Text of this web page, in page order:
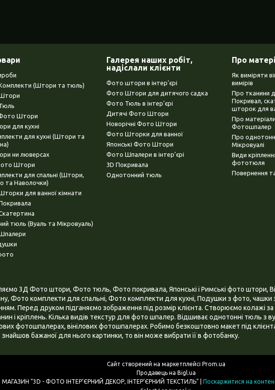
(Штори та тюль)
Фото Штори
для кухні
для кухні (Штори та
ни люверсах
Штори
для спальні (Штори,
та Наволочки)
для ванної кімнати
тюль (Вуаль та Мікровуаль)
Галерея наших робіт,
надіслали клієнти
Фото штори в інтер'єрі
Фото Штори для дитячого садка
Фото Тюль в інтер'єрі
Дитячі Фото Штори
Новорічні Фото Штори
Фото Шторки для ванної
Японські Фото Штори
Фото Шпалери в інтер'єрі
3D Покривала
Однотонний тюль
Про
Як виміряти
вимірів
Про тканини
Покривал,
шторок для
Про
Фотошпалер
Про
Мікровуалі
Види
фототюля
Повернення
3Д Фото штори, Фото тюль, Фото покривала, Японські і Римські фото штори,
Фото комплекти для спальні, Фото комплекти для кухні, Подушки з фото, чашки
Перед друком підганяємо зображення під розмір клієнта. Створюємо колажі
і кріплень. Кілька видів текстур для фото шпалер. Відшиває однотонні тюль з
фотошпалерах, вінілових фотошпалерах. Робимо безкоштовно макет під
знайшов бажаної для нього картинки, то він може вибрати її в фотобанку.
Сайт створений на маркетплейсі Prom.ua
Продавець на Bigl.ua
Поскаржитися на